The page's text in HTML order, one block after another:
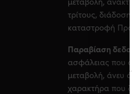
τρίτους,
καταστροφή
Παραβίαση
ασφάλειας που
μεταβολή, άνευ
χαρακτήρα που